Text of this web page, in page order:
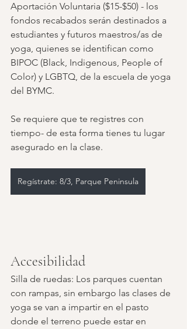
Aportación Voluntaria ($15-$50) - los
fondos recabados serán destinados a
estudiantes y futuros maestros/as de
yoga, quienes se identifican como
BIPOC (Black, Indigenous, People of
Color) y LGBTQ, de la escuela de yoga
del BYMC.
Se requiere que te registres con
tiempo- de esta forma tienes tu lugar
asegurado en la clase.
Regístrate: 8/3, Parque Peninsula
Accesibilidad
Silla de ruedas: Los parques cuentan
con rampas, sin embargo las clases de
yoga se van a impartir en el pasto
donde el terreno puede estar en